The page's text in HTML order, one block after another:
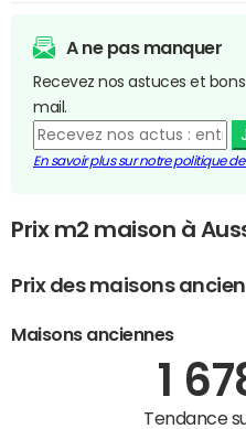
A ne pas manquer
Recevez nos astuces et
mail.
En savoir plus sur notre politique
Prix m2 maison à
Prix des maisons
Maisons anciennes
1
Tendance